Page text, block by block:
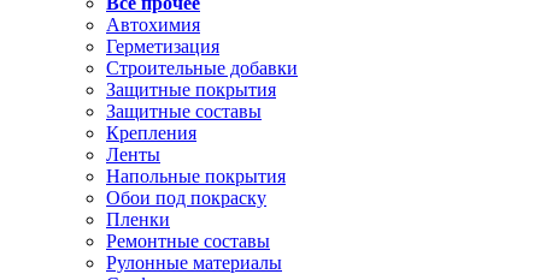
Автохимия
Герметизация
Строительные добавки
Защитные покрытия
Защитные составы
Крепления
Ленты
Напольные покрытия
Обои под покраску
Пленки
Ремонтные составы
Рулонные материалы